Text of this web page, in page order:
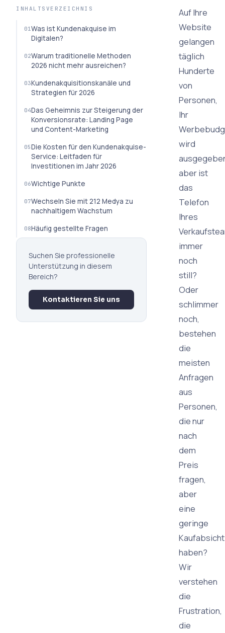
INHALTSVERZEICHNIS
Was ist Kundenakquise im
Digitalen?
Warum traditionelle Methoden
2026 nicht mehr ausreichen?
Kundenakquisitionskanäle und
Strategien für 2026
Das Geheimnis zur Steigerung der
Konversionsrate: Landing Page
und Content-Marketing
Die Kosten für den Kundenakquise-
Service: Leitfaden für
Investitionen im Jahr 2026
Wichtige Punkte
Wechseln Sie mit 212 Medya zu
nachhaltigem Wachstum
Häufig gestellte Fragen
Suchen Sie professionelle
Unterstützung in diesem
Bereich?
Kontaktieren Sie uns
Auf Ihre
Website
gelangen
täglich
Hunderte
von
Personen,
Ihr
wird
aber ist
das
Telefon
Ihres
immer
noch
still?
Oder
schlimmer
noch,
bestehen
die
meisten
Anfragen
aus
Personen,
die nur
nach
dem
Preis
fragen,
aber
eine
geringe
Kaufabsicht
haben?
Wir
verstehen
die
Frustration,
die